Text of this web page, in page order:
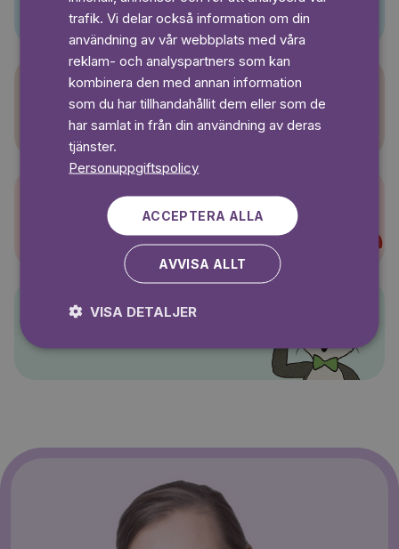
Sagasagor
Super-Charlie
trafik. Vi delar också information om din
användning av vår webbplats med våra
reklam- och analyspartners som kan
kombinera den med annan information
som du har tillhandahållit dem eller som de
har samlat in från din användning av deras
tjänster.
Personuppgiftspolicy
ACCEPTERA ALLA
AVVISA ALLT
VISA DETALJER